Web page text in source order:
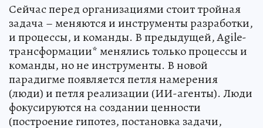
Сейчас перед организациями стоит тройная
задача – меняются и инструменты разработки,
и процессы, и команды. В предыдущей, Agile-
трансформации* менялись только процессы и
команды, но не инструменты. В новой
парадигме появляется петля намерения
(люди) и петля реализации (ИИ-агенты). Люди
фокусируются на создании ценности
(построение гипотез, постановка задачи,